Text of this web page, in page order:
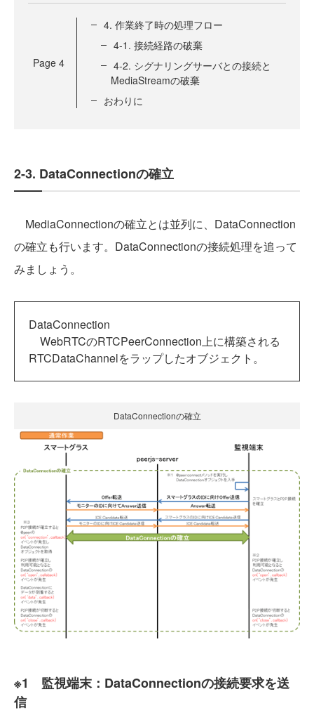
Page 4
4. 作業終了時の処理フロー
4-1. 接続経路の破棄
4-2. シグナリングサーバとの接続と
MediaStreamの破棄
おわりに
2-3. DataConnectionの確立
MediaConnectionの確立とは並列に、DataConnection
の確立も行います。DataConnectionの接続処理を追って
みましょう。
DataConnection
WebRTCのRTCPeerConnection上に構築される
RTCDataChannelをラップしたオブジェクト。
DataConnectionの確立
※1 監視端末：DataConnectionの接続要求を送
信